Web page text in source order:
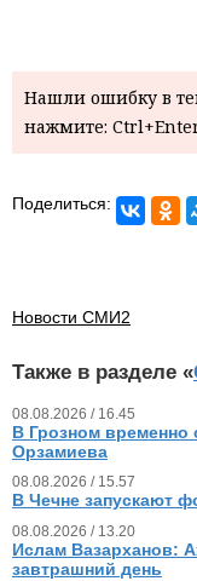
Нашли ошибку в
нажмите:
Поделиться:
Новости СМИ2
Также в разделе «
08.08.2026 / 16.45
В Грозном временно
Орзамиева
08.08.2026 / 15.57
В Чечне запускают
08.08.2026 / 13.20
Ислам Вазарханов:
завтрашний день